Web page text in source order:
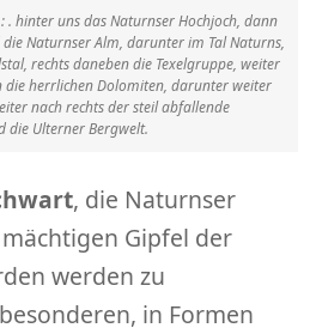
. hinter uns das Naturnser Hochjoch, dann
Naturnser Alm, darunter im Tal Naturns,
rechts daneben die Texelgruppe, weiter
die herrlichen Dolomiten, darunter weiter
nach rechts der steil abfallende
die Ulterner Bergwelt.
, die Naturnser
Gipfel der
werden zu
in Formen